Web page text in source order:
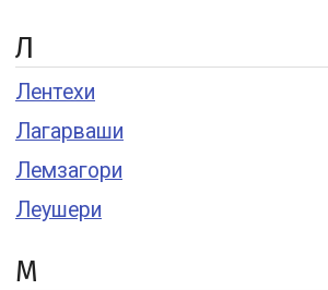
Л
Лентехи
Лагарваши
Лемзагори
Леушери
М